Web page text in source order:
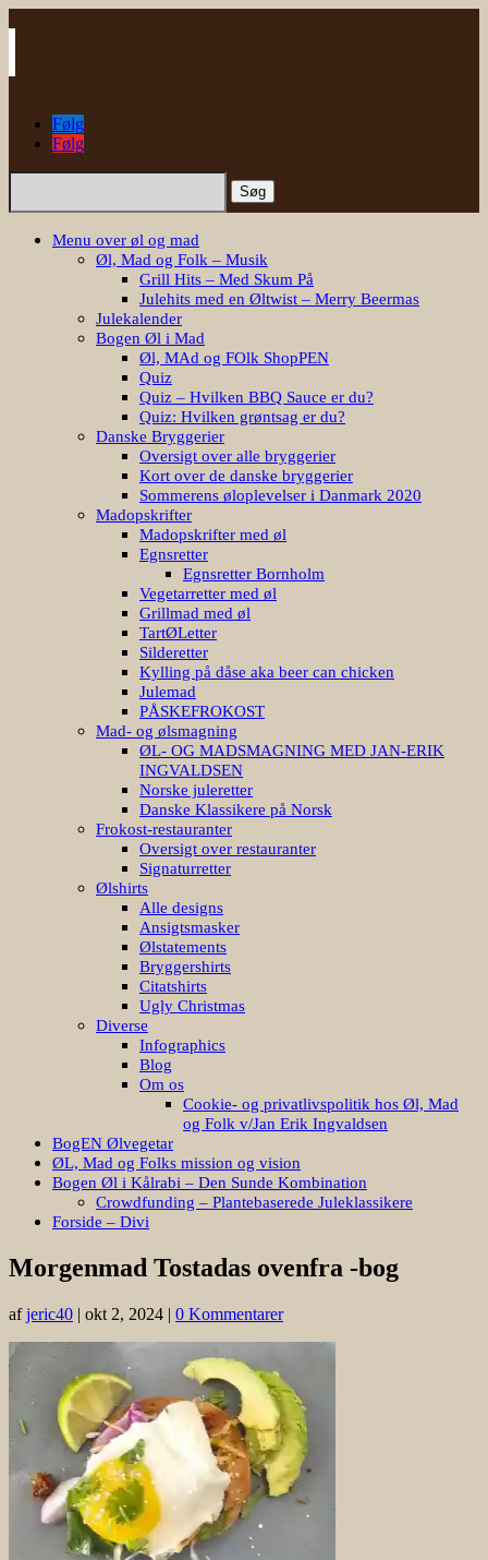
Følg
Følg
Søg
Menu over øl og mad
Øl, Mad og Folk – Musik
Grill Hits – Med Skum På
Julehits med en Øltwist – Merry Beermas
Julekalender
Bogen Øl i Mad
Øl, MAd og FOlk ShopPEN
Quiz
Quiz – Hvilken BBQ Sauce er du?
Quiz: Hvilken grøntsag er du?
Danske Bryggerier
Oversigt over alle bryggerier
Kort over de danske bryggerier
Sommerens øloplevelser i Danmark 2020
Madopskrifter
Madopskrifter med øl
Egnsretter
Egnsretter Bornholm
Vegetarretter med øl
Grillmad med øl
TartØLetter
Silderetter
Kylling på dåse aka beer can chicken
Julemad
PÅSKEFROKOST
Mad- og ølsmagning
ØL- OG MADSMAGNING MED JAN-ERIK
INGVALDSEN
Norske juleretter
Danske Klassikere på Norsk
Frokost-restauranter
Oversigt over restauranter
Signaturretter
Ølshirts
Alle designs
Ansigtsmasker
Ølstatements
Bryggershirts
Citatshirts
Ugly Christmas
Diverse
Infographics
Blog
Om os
Cookie- og privatlivspolitik hos Øl, Mad
og Folk v/Jan Erik Ingvaldsen
BogEN Ølvegetar
ØL, Mad og Folks mission og vision
Bogen Øl i Kålrabi – Den Sunde Kombination
Crowdfunding – Plantebaserede Juleklassikere
Forside – Divi
Morgenmad Tostadas ovenfra -bog
afjeric40 | okt 2, 2024 | 0 Kommentarer